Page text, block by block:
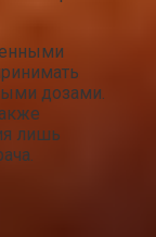
дозами.
лишь